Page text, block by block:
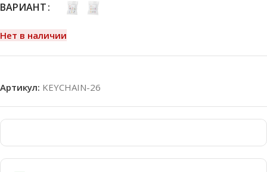
ВАРИАНТ
Нет в наличии
Артикул: KEYCHAIN-26